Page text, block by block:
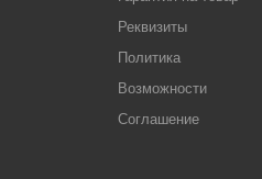
Реквизиты
Политика
Возможности
Соглашение